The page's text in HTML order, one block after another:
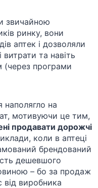
звичайною
ринку, вони
аптек і дозволяли
та навіть
(через програми
наполягло на
мотивуючи це тим,
продавати дорожчі
коли в аптеці
брендований
дешевшого
– бо за продаж
виробника​